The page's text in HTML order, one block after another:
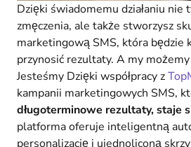
Dzięki świadomemu działaniu nie
zmęczenia, ale także stworzysz
marketingową SMS, która będzie
przynosić rezultaty. A my
Jesteśmy Dzięki współpracy z
kampanii marketingowych SMS,
długoterminowe rezultaty, staje
platforma oferuje inteligentną
personalizację i ujednoliconą